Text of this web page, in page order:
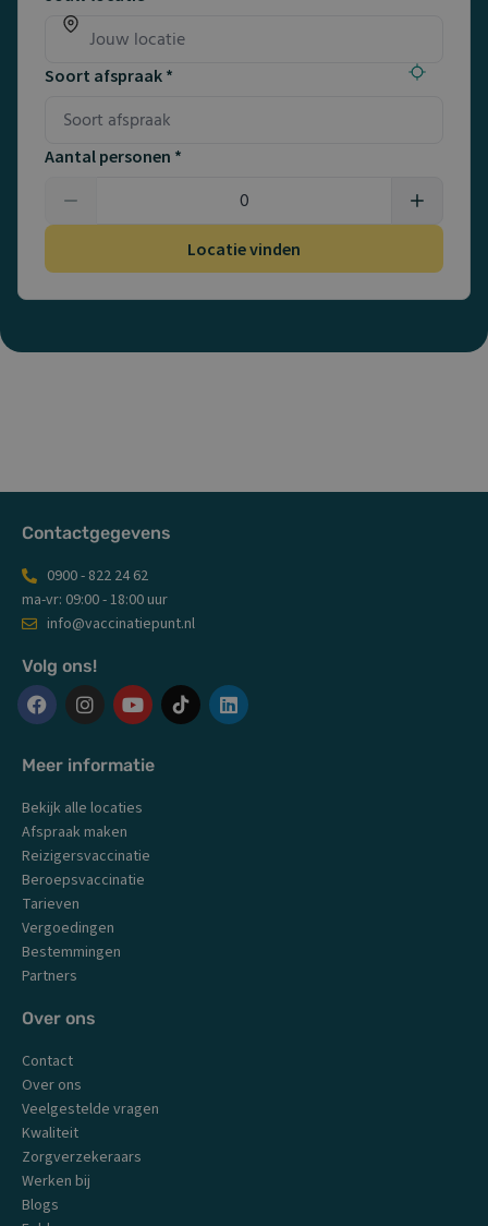
Soort afspraak *
Aantal personen *
Locatie vinden
Contactgegevens
0900 - 822 24 62
ma-vr: 09:00 - 18:00 uur
info@vaccinatiepunt.nl
Volg ons!
F
c
e
b
o
o
k
I
s
t
a
g
r
a
m
Y
u
t
b
L
Meer informatie
Bekijk alle locaties
Afspraak maken
Reizigersvaccinatie
Beroepsvaccinatie
Tarieven
Vergoedingen
Bestemmingen
Partners
Over ons
Contact
Over ons
Veelgestelde vragen
Kwaliteit
Zorgverzekeraars
Werken bij
Blogs